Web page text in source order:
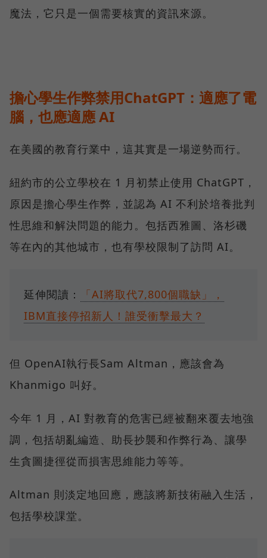
魔法，它只是一個需要核實的資訊來源。
擔心學生作弊禁用ChatGPT：適應了電
腦，也應適應 AI
在美國的教育行業中，這其實是一場逆勢而行。
紐約市的公立學校在 1 月初禁止使用 ChatGPT，
原因是擔心學生作弊，並認為 AI 不利於培養批判
性思維和解決問題的能力。包括西雅圖、洛杉磯
等在內的其他城市，也有學校限制了訪問 AI。
延伸閱讀：
「AI將取代7,800個職缺」，
IBM直接停招新人！誰受衝擊最大？
但 OpenAI執行長Sam Altman，應該會為
Khanmigo 叫好。
今年 1 月，AI 對教育的危害已經被翻來覆去地強
調，包括胡亂編造、助長抄襲和作弊行為、讓學
生貪圖捷徑從而損害思維能力等等。
Altman 則淡定地回應，應該將新技術融入生活，
包括學校課堂。